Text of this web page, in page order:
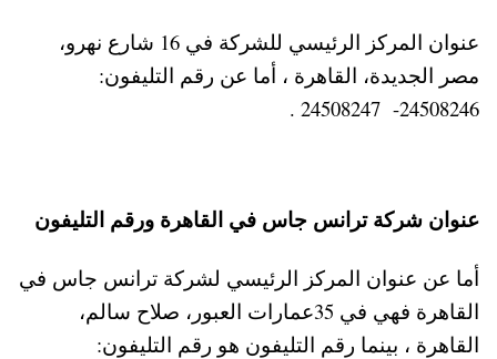
عنوان المركز الرئيسي للشركة في 16 شارع نهرو،
مصر الجديدة، القاهرة ، أما عن رقم التليفون:
24508246- 24508247 .
عنوان شركة ترانس جاس في القاهرة ورقم التليفون
أما عن عنوان المركز الرئيسي لشركة ترانس جاس في
القاهرة فهي في 35عمارات العبور، صلاح سالم،
القاهرة ، بينما رقم التليفون هو رقم التليفون: